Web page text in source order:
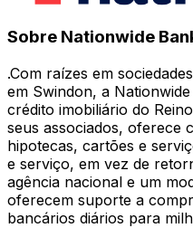
Sobre Nationwide
.Com raízes em
em Swindon, a
crédito imobiliário do
seus associados, oferece
hipotecas, cartões e
e serviço, em vez de
agência nacional e um
oferecem suporte a
bancários diários para